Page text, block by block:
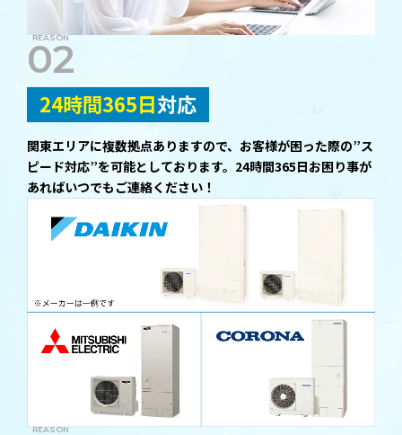
02
24時間365日対応
関東エリアに複数拠点ありますので、お客様が困った際の”ス
ピード対応”を可能としております。24時間365日お困り事が
あればいつでもご連絡ください！